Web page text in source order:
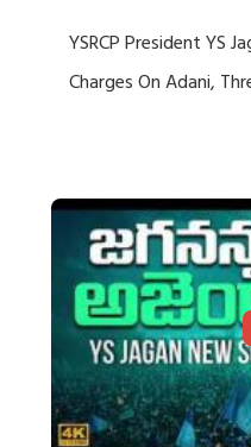
YSRCP President YS
Charges On Adani,